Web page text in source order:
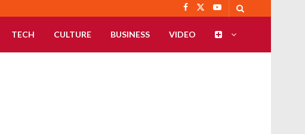
TECH CULTURE BUSINESS VIDEO